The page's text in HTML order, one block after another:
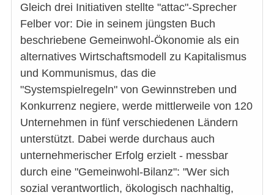
Gleich drei Initiativen stellte "attac"-Sprecher
Felber vor: Die in seinem jüngsten Buch
beschriebene Gemeinwohl-Ökonomie als ein
alternatives Wirtschaftsmodell zu Kapitalismus
und Kommunismus, das die
"Systemspielregeln" von Gewinnstreben und
Konkurrenz negiere, werde mittlerweile von 120
Unternehmen in fünf verschiedenen Ländern
unterstützt. Dabei werde durchaus auch
unternehmerischer Erfolg erzielt - messbar
durch eine "Gemeinwohl-Bilanz": "Wer sich
sozial verantwortlich, ökologisch nachhaltig,